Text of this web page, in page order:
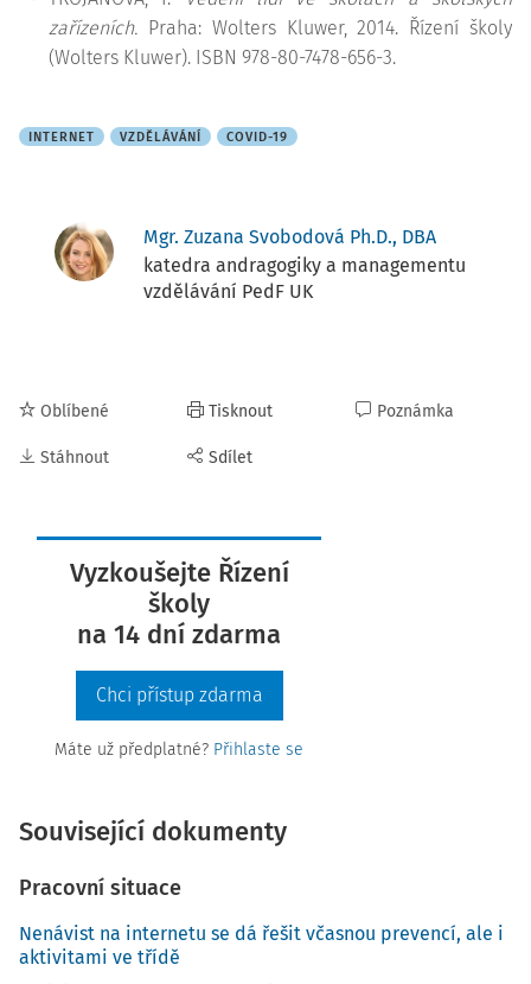
zařízeních. Praha: Wolters Kluwer, 2014. Řízení školy
(Wolters Kluwer). ISBN 978-80-7478-656-3.
INTERNET VZDĚLÁVÁNÍ COVID-19
Mgr. Zuzana Svobodová Ph.D., DBA
katedra andragogiky a managementu
vzdělávání PedF UK
Oblíbené
Stáhnout
Tisknout
Sdílet
Poznámka
Vyzkoušejte Řízení
školy
na 14 dní zdarma
Chci přístup zdarma
Máte už předplatné? Přihlaste se
Související dokumenty
Pracovní situace
Nenávist na internetu se dá řešit včasnou prevencí, ale i
aktivitami ve třídě